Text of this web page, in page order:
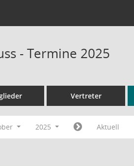
- Termine 2025
Vertreter
2025 Aktuell